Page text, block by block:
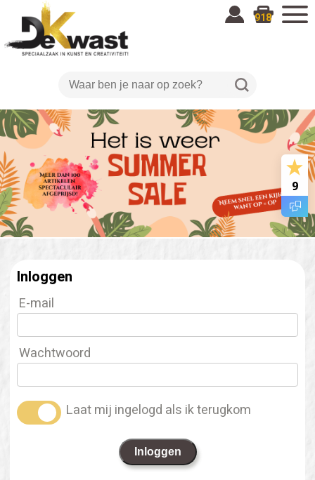
918
9
Inloggen
E-mail
Wachtwoord
Laat mij ingelogd als ik terugkom
Inloggen